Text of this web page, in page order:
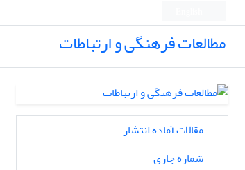
مطالعات فرهنگی و ارتباطات
مقالات آماده انتشار
شماره جاری